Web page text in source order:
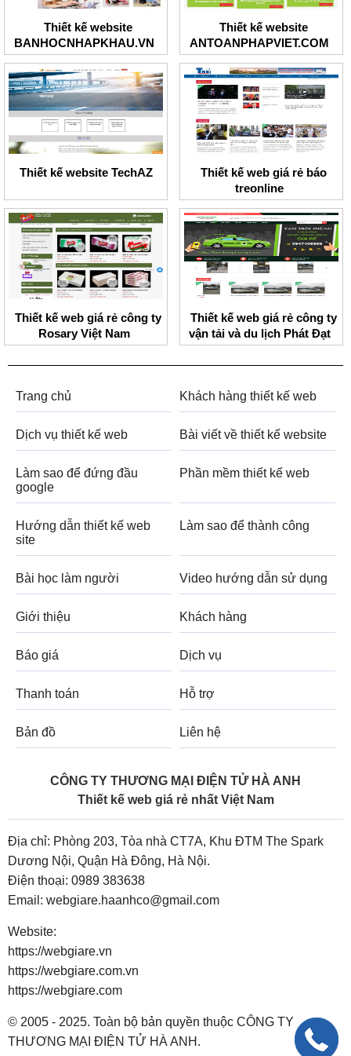
Thiết kế website
BANHOCNHAPKHAU.VN
Thiết kế website
ANTOANPHAPVIET.COM
Thiết kế website TechAZ
Thiết kế web giá rẻ báo
treonline
Thiết kế web giá rẻ công ty
Rosary Việt Nam
Thiết kế web giá rẻ công ty
vận tải và du lịch Phát Đạt
Trang chủ Khách hàng thiết kế web
Dịch vụ thiết kế web Bài viết về thiết kế website
Làm sao để đứng đầu
google
Phần mềm thiết kế web
Hướng dẫn thiết kế web
site
Làm sao để thành công
Bài học làm người Video hướng dẫn sử dụng
Giới thiệu Khách hàng
Báo giá Dịch vụ
Thanh toán Hỗ trợ
Bản đồ Liên hệ
CÔNG TY THƯƠNG MẠI ĐIỆN TỬ HÀ ANH
Thiết kế web giá rẻ nhất Việt Nam
Địa chỉ: Phòng 203, Tòa nhà CT7A, Khu ĐTM The Spark
Dương Nội, Quận Hà Đông, Hà Nội.
Điện thoại: 0989 383638
Email: webgiare.haanhco@gmail.com
Website:
https://webgiare.vn
https://webgiare.com.vn
https://webgiare.com
© 2005 - 2025. Toàn bộ bản quyền thuộc CÔNG TY
THƯƠNG MẠI ĐIỆN TỬ HÀ ANH.